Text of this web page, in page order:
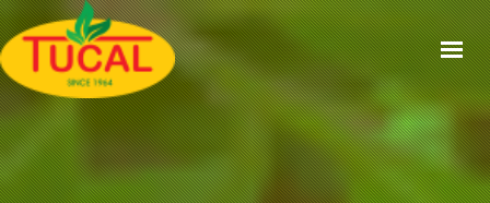
ACCUEIL
À PROPOS
GAMMES
CERTIFICATIONS
RECETTES